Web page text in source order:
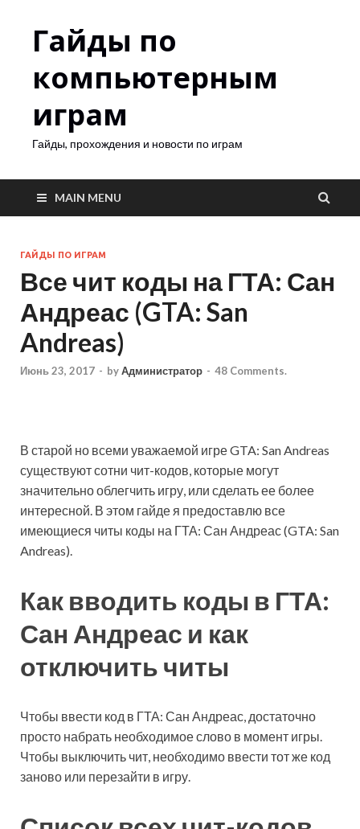
Гайды по
компьютерным
играм
Гайды, прохождения и новости по играм
MAIN MENU
ГАЙДЫ ПО ИГРАМ
Все чит коды на ГТА: Сан
Андреас (GTA: San
Andreas)
Июнь 23, 2017 - byАдминистратор - 48 Comments.
В старой но всеми уважаемой игре GTA: San Andreas
существуют сотни чит-кодов, которые могут
значительно облегчить игру, или сделать ее более
интересной. В этом гайде я предоставлю все
имеющиеся читы коды на ГТА: Сан Андреас (GTA: San
Andreas).
Как вводить коды в ГТА:
Сан Андреас и как
отключить читы
Чтобы ввести код в ГТА: Сан Андреас, достаточно
просто набрать необходимое слово в момент игры.
Чтобы выключить чит, необходимо ввести тот же код
заново или перезайти в игру.